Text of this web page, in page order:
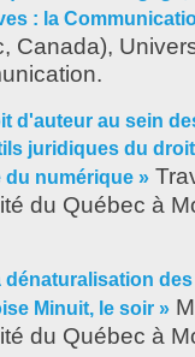
: la
Canada),
d'auteur au sein
juridiques du
du numérique »
du Québec à
dénaturalisation
Minuit, le soir »
du Québec à